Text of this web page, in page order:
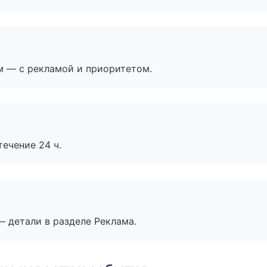
— с рекламой и приоритетом.
24 ч.
в разделе Реклама.